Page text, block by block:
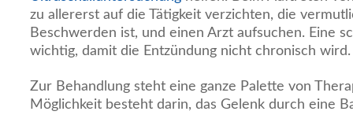
zu allererst auf die Tätigkeit verzichten, die
Beschwerden ist, und einen Arzt aufsuchen. Eine
wichtig, damit die Entzündung nicht chronisch wird.
Zur Behandlung steht eine ganze Palette von
Möglichkeit besteht darin, das Gelenk durch eine